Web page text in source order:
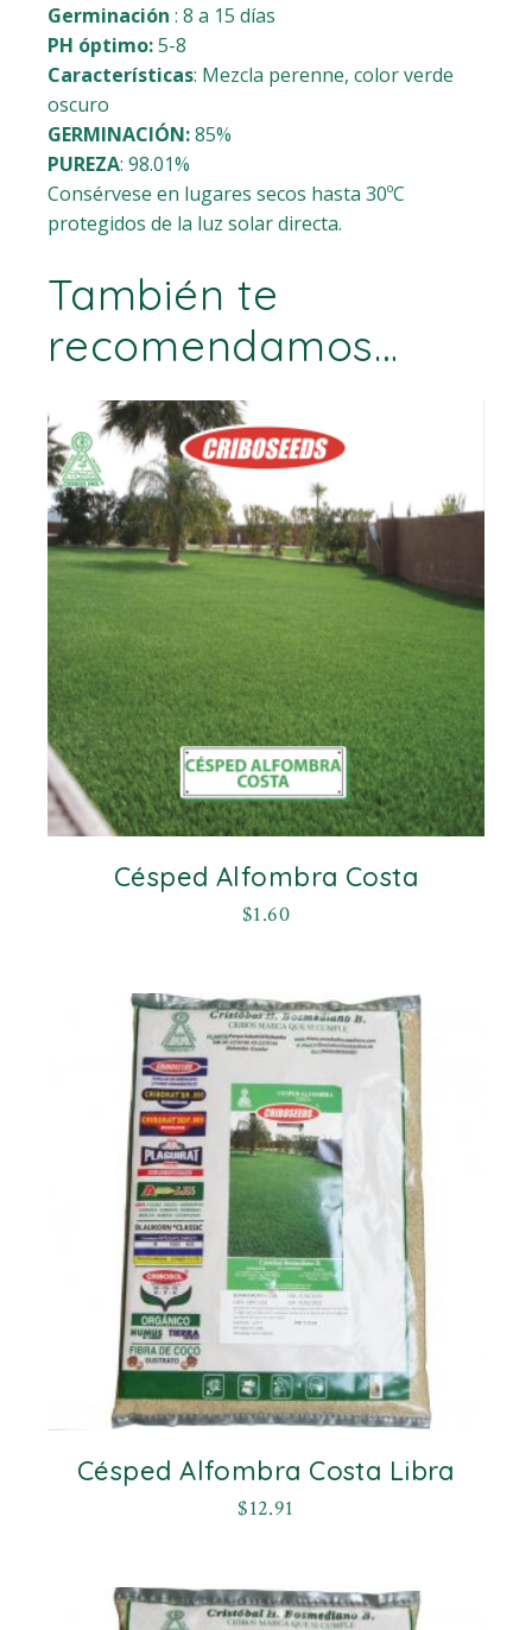
Germinación : 8 a 15 días
PH óptimo:5-8
Características: Mezcla perenne, color verde
oscuro
GERMINACIÓN:85%
PUREZA: 98.01%
Consérvese en lugares secos hasta 30ºC
protegidos de la luz solar directa.
También te
recomendamos…
Césped Alfombra Costa
$1.60
Césped Alfombra Costa Libra
$12.91